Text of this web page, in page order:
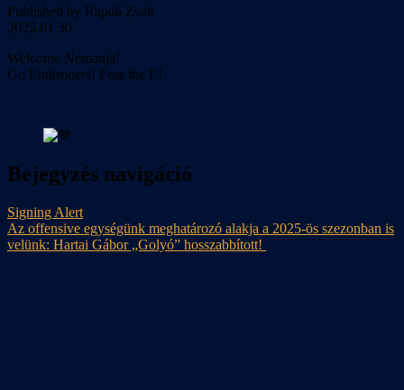
Published by Rapali Zsolt
2025.01.30.
Welcome Nemanja!
Go Enthroners! Fear the E!
Bejegyzés navigáció
Signing Alert
Az offensive egységünk meghatározó alakja a 2025-ös szezonban is
velünk: Hartai Gábor „Golyó” hosszabbított!